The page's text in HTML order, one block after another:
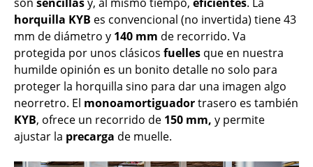
horquilla KYB es convencional (no invertida) tiene 43
mm de diámetro y 140 mm de recorrido. Va
protegida por unos clásicos fuelles que en nuestra
humilde opinión es un bonito detalle no solo para
proteger la horquilla sino para dar una imagen algo
neorretro. El monoamortiguadortrasero es también
KYB, ofrece un recorrido de 150 mm, y permite
ajustar la precarga de muelle.